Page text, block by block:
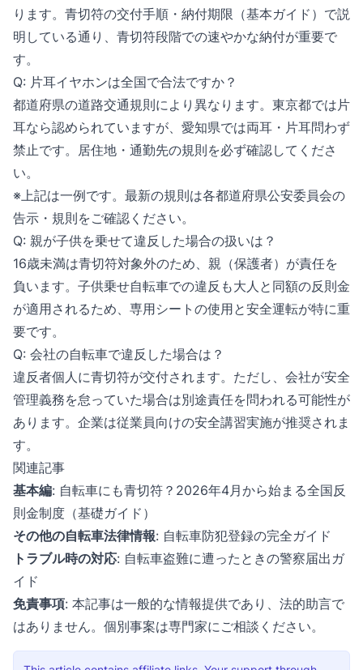
ります。 青切符の交付手順・納付期限（基本ガイド） で説
明している通り、青切符段階での速やかな納付が重要で
す。
Q: 片耳イヤホンは全国で合法ですか？
都道府県の道路交通規則により異なります。東京都では片
耳なら認められていますが、愛知県では両耳・片耳問わず
禁止です。居住地・通勤先の規則を必ず確認してくださ
い。
※上記は一例です。最新の規則は各都道府県公安委員会の
告示・規則をご確認ください。
Q: 親が子供を乗せて違反した場合の扱いは？
16歳未満は青切符対象外のため、親（保護者）が責任を
負います。子供乗せ自転車での違反も大人と同額の反則金
が適用されるため、専用シートの使用と安全運転が特に重
要です。
Q: 会社の自転車で違反した場合は？
違反者個人に青切符が交付されます。ただし、会社が安全
管理義務を怠っていた場合は別途責任を問われる可能性が
あります。企業は従業員向けの安全講習実施が推奨されま
す。
関連記事
基本編: 自転車にも青切符？2026年4月から始まる全国反
則金制度（基礎ガイド）
その他の自転車法律情報: 自転車防犯登録の完全ガイド
トラブル時の対応: 自転車盗難に遭ったときの警察届出ガ
イド
免責事項: 本記事は一般的な情報提供であり、法的助言で
はありません。個別事案は専門家にご相談ください。